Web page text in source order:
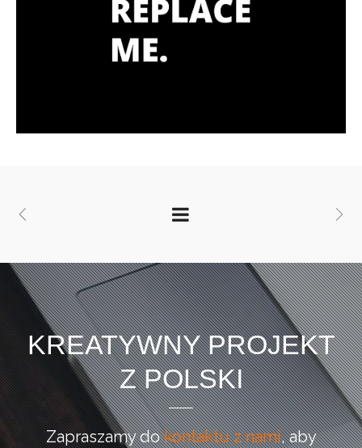
KREATYWNY PROJEKT
Z POLSKI
Zapraszamy dokontaktu z nami, aby